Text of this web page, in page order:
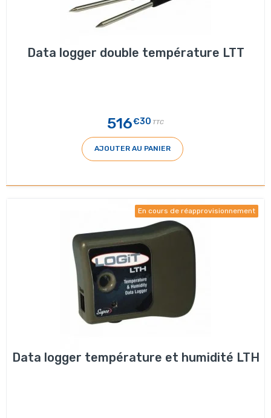
Data logger double température LTT
516€30 TTC
AJOUTER AU PANIER
En cours de réapprovisionnement
Data logger température et humidité LTH